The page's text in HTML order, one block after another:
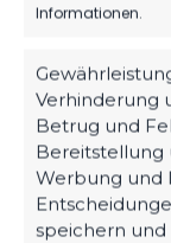
Informationen.
Verhinderung
Betrug und
Bereitstellung
Werbung und
speichern
OFFIZIELLE
DEIN
Tickets,
kompakt auf